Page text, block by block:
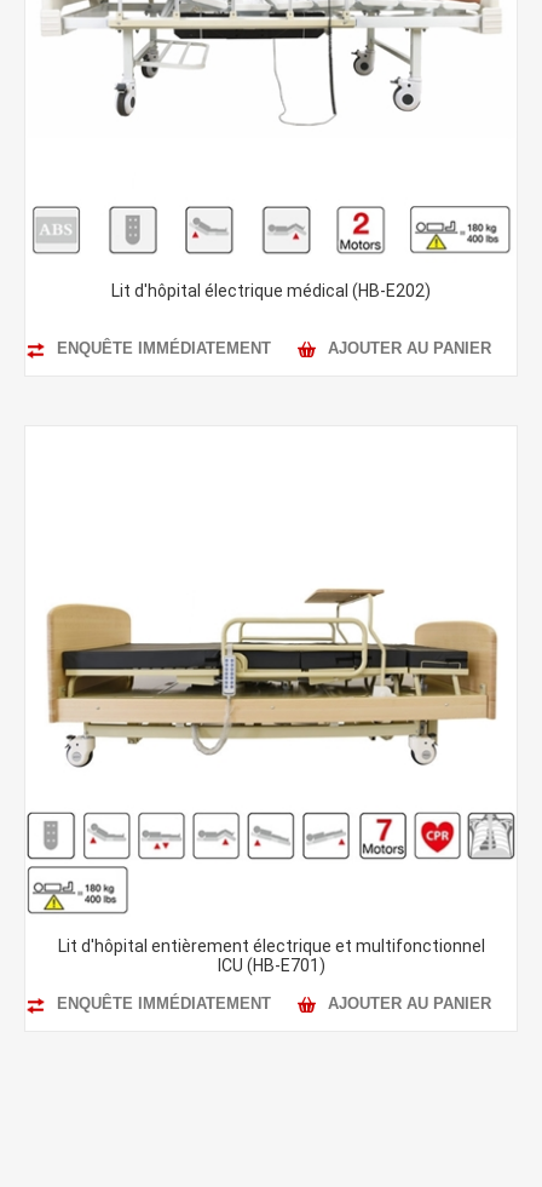
Lit d'hôpital électrique médical (HB-E202)
ENQUÊTE IMMÉDIATEMENT AJOUTER AU PANIER
Lit d'hôpital entièrement électrique et multifonctionnel
ICU (HB-E701)
ENQUÊTE IMMÉDIATEMENT AJOUTER AU PANIER